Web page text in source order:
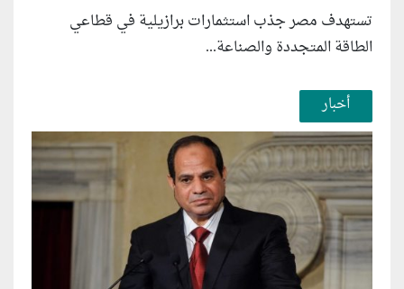
تستهدف مصر جذب استثمارات برازيلية في قطاعي
الطاقة المتجددة والصناعة...
أخبار